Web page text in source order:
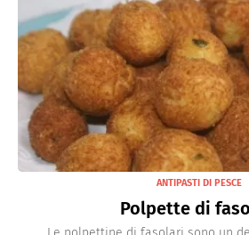
ANTIPASTI DI PESCE
Polpette di